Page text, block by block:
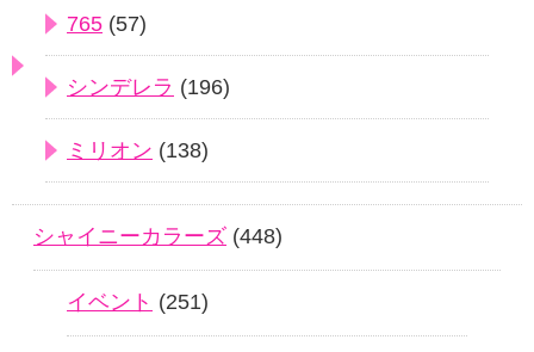
765 (57)
シンデレラ (196)
ミリオン (138)
シャイニーカラーズ (448)
イベント (251)